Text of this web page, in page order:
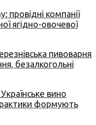
провідні компанії
ягідно-овочевої
пивоварня
безалкогольні
вино
формують